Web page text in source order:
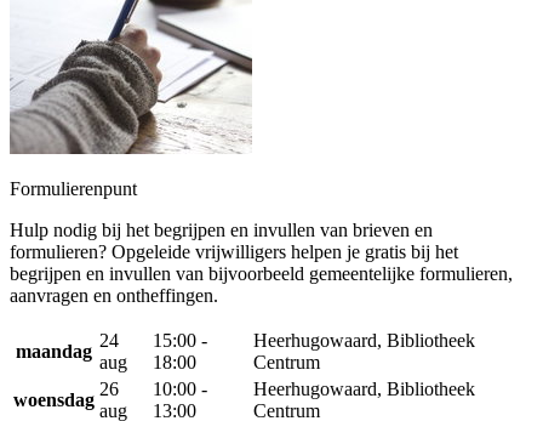
Formulierenpunt
Hulp nodig bij het begrijpen en invullen van brieven en
formulieren? Opgeleide vrijwilligers helpen je gratis bij het
begrijpen en invullen van bijvoorbeeld gemeentelijke formulieren,
aanvragen en ontheffingen.
maandag
24
aug
15:00 -
18:00
Heerhugowaard, Bibliotheek
Centrum
woensdag
26
aug
10:00 -
13:00
Heerhugowaard, Bibliotheek
Centrum